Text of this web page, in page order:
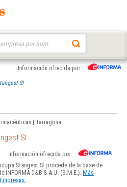
Información ofrecida por
Sl
| Tarragona
Sl
Información ofrecida por
Stangest Sl procede de la base de
D&B S.A.U. (S.M.E.). Más